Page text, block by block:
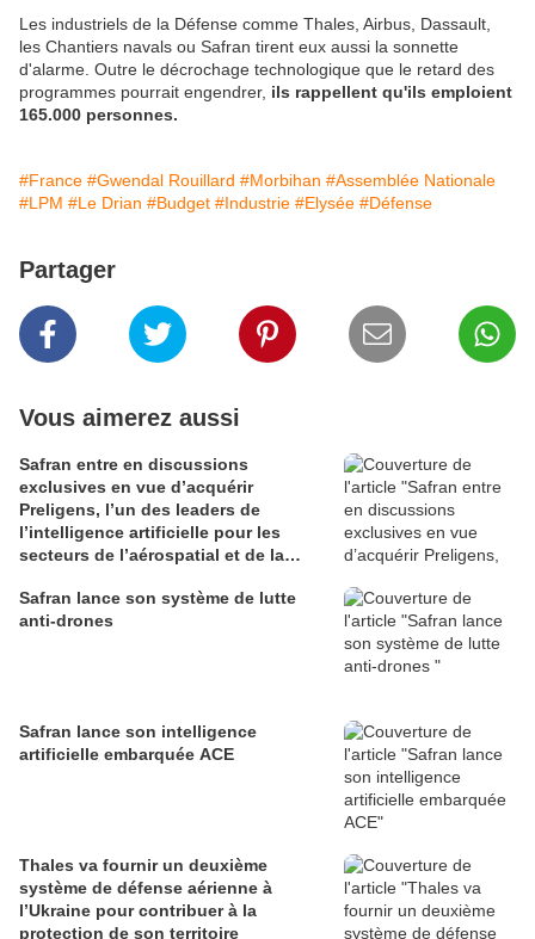
Les industriels de la Défense comme Thales, Airbus, Dassault,
les Chantiers navals ou Safran tirent eux aussi la sonnette
d'alarme. Outre le décrochage technologique que le retard des
programmes pourrait engendrer, ils rappellent qu'ils emploient
165.000 personnes.
#France #Gwendal Rouillard #Morbihan #Assemblée Nationale
#LPM #Le Drian #Budget #Industrie #Elysée #Défense
Partager
Vous aimerez aussi
Safran entre en discussions
exclusives en vue d’acquérir
Preligens, l’un des leaders de
l’intelligence artificielle pour les
secteurs de l’aérospatial et de la
Safran lance son système de lutte
anti-drones
Safran lance son intelligence
artificielle embarquée ACE
Thales va fournir un deuxième
système de défense aérienne à
l’Ukraine pour contribuer à la
protection de son territoire